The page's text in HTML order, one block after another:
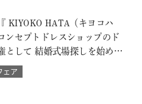
KIYOKO HATA（キヨコハ
ンセプトドレスショップのド
として 結婚式場探しを始めた
。 式場探しと一緒にドレス
が広がります！ 他のドレス
も見れて着れるのは「ここ
ェア